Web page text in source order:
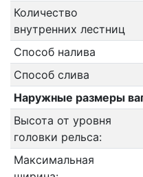
Количество
внутренних лестниц
Способ налива
Способ слива
Наружные размеры
Высота от уровня
головки рельса:
Максимальная